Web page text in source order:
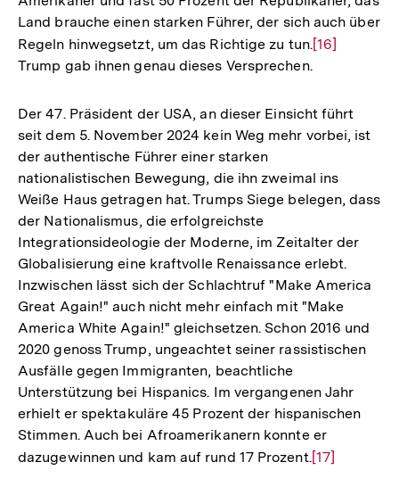
Land brauche einen starken Führer, der sich auch über
Regeln hinwegsetzt, um das Richtige zu tun.Zur
Auflösung
Fußnote
[16]
Trump gab ihnen genau dieses Versprechen.
Der 47. Präsident der USA, an dieser Einsicht führt
seit dem 5. November 2024 kein Weg mehr vorbei, ist
der authentische Führer einer starken
nationalistischen Bewegung, die ihn zweimal ins
Weiße Haus getragen hat. Trumps Siege belegen, dass
der Nationalismus, die erfolgreichste
Integrationsideologie der Moderne, im Zeitalter der
Globalisierung eine kraftvolle Renaissance erlebt.
Inzwischen lässt sich der Schlachtruf "Make America
Great Again!" auch nicht mehr einfach mit "Make
America White Again!" gleichsetzen. Schon 2016 und
2020 genoss Trump, ungeachtet seiner rassistischen
Ausfälle gegen Immigranten, beachtliche
Unterstützung bei Hispanics. Im vergangenen Jahr
erhielt er spektakuläre 45 Prozent der hispanischen
Stimmen. Auch bei Afroamerikanern konnte er
dazugewinnen und kam auf rund 17 Prozent.Zur
[17]